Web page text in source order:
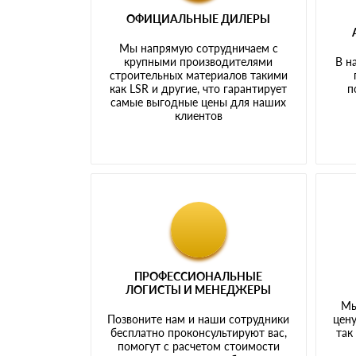
ОФИЦИАЛЬНЫЕ ДИЛЕРЫ
Мы напрямую сотрудничаем с
крупными производителями
строительных материалов такими
как LSR и другие, что гарантирует
самые выгодные цены для наших
клиентов
В
ПРОФЕССИОНАЛЬНЫЕ
ЛОГИСТЫ И МЕНЕДЖЕРЫ
Позвоните нам и наши сотрудники
бесплатно проконсультируют вас,
помогут с расчетом стоимости